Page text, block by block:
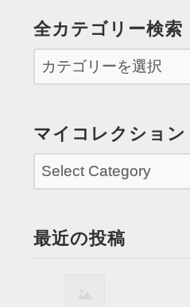
全カテゴリー検索
マイコレクション
最近の投稿